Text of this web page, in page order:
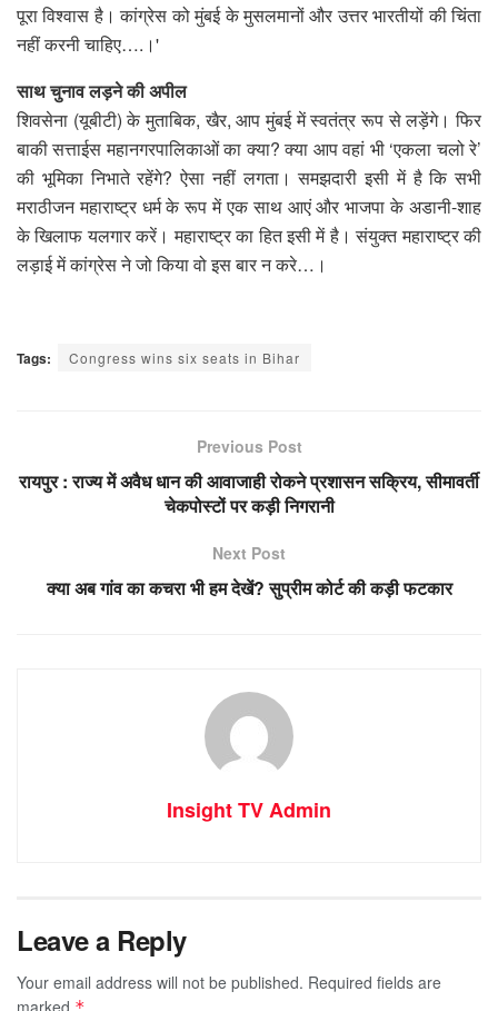
पूरा विश्वास है। कांग्रेस को मुंबई के मुसलमानों और उत्तर भारतीयों की चिंता
नहीं करनी चाहिए….।'
साथ चुनाव लड़ने की अपील
शिवसेना (यूबीटी) के मुताबिक, खैर, आप मुंबई में स्वतंत्र रूप से लड़ेंगे। फिर
बाकी सत्ताईस महानगरपालिकाओं का क्या? क्या आप वहां भी ‘एकला चलो रे’
की भूमिका निभाते रहेंगे? ऐसा नहीं लगता। समझदारी इसी में है कि सभी
मराठीजन महाराष्ट्र धर्म के रूप में एक साथ आएं और भाजपा के अडानी-शाह
के खिलाफ यलगार करें। महाराष्ट्र का हित इसी में है। संयुक्त महाराष्ट्र की
लड़ाई में कांग्रेस ने जो किया वो इस बार न करे…।
Tags: Congress wins six seats in Bihar
Previous Post
रायपुर : राज्य में अवैध धान की आवाजाही रोकने प्रशासन सक्रिय, सीमावर्ती
चेकपोस्टों पर कड़ी निगरानी
Next Post
क्या अब गांव का कचरा भी हम देखें? सुप्रीम कोर्ट की कड़ी फटकार
Insight TV Admin
Leave a Reply
Your email address will not be published. Required fields are
marked